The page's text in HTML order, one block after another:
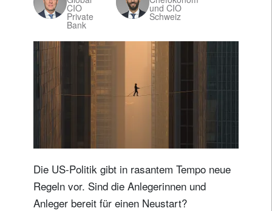
CIO
Private
Bank
und CIO
Schweiz
Die US-Politik gibt in rasantem Tempo neue
Regeln vor. Sind die Anlegerinnen und
Anleger bereit für einen Neustart?